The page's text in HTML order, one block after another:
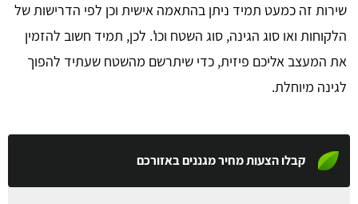
שירות זה כמעט תמיד ניתן בהתאמה אישית וכן לפי הדרישות של
הלקוחות ואו סוג הגינה, סוג השטח וכו'. לכן, תמיד חשוב להזמין
את המעצב אליכם פיזית, כדי שיתרשם מהשטח שעתיד להפוך
לגינה מיוחלת.
קבלו הצעות מחיר מגננים באזורכם